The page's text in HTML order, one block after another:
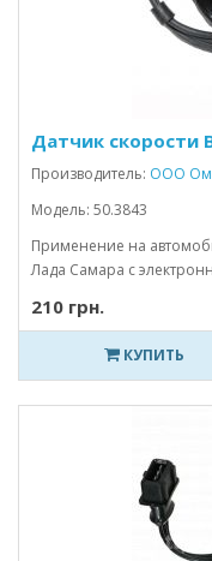
Датчик скорости
Производитель: ООО
Модель: 50.3843
Применение на
Лада Самара с
210 грн.
КУПИТЬ